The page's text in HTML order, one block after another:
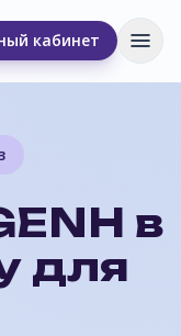
кабинет
в
для